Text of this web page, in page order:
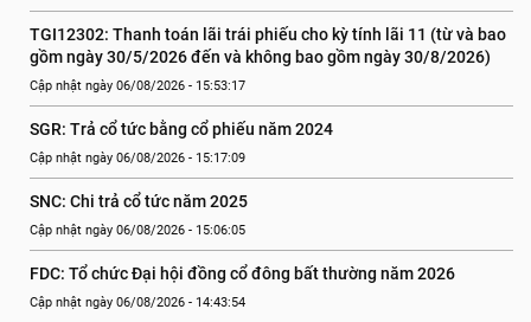
TGI12302: Thanh toán lãi trái phiếu cho kỳ tính lãi 11 (từ và bao
gồm ngày 30/5/2026 đến và không bao gồm ngày 30/8/2026)
Cập nhật ngày 06/08/2026 - 15:53:17
SGR: Trả cổ tức bằng cổ phiếu năm 2024
Cập nhật ngày 06/08/2026 - 15:17:09
SNC: Chi trả cổ tức năm 2025
Cập nhật ngày 06/08/2026 - 15:06:05
FDC: Tổ chức Đại hội đồng cổ đông bất thường năm 2026
Cập nhật ngày 06/08/2026 - 14:43:54